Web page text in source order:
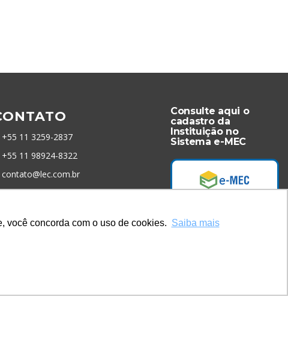
você concorda com o uso de cookies. Saiba mais
+55 11 3259-2837
+55 11 98924-8322
contato@lec.com.br
Antifraude
Consulte aqui o
cadastro da
Instituição no
Sistema e-MEC